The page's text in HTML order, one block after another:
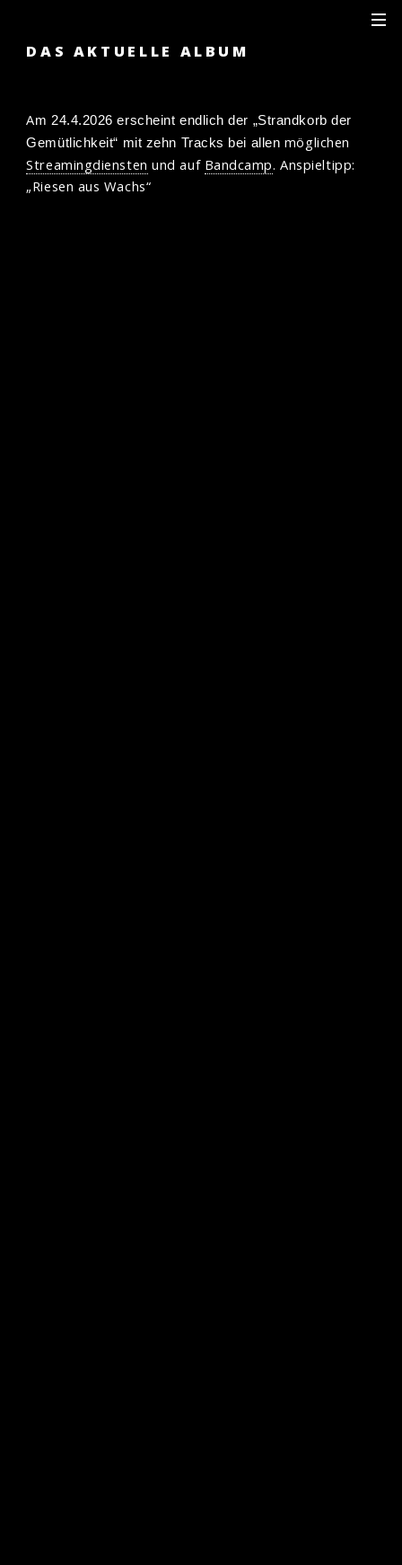
DAS AKTUELLE ALBUM
Am 24.4.2026 erscheint endlich der „Strandkorb der
Gemütlichkeit“ mit zehn Tracks bei allen möglichen
Streamingdiensten und auf Bandcamp. Anspieltipp:
„Riesen aus Wachs“